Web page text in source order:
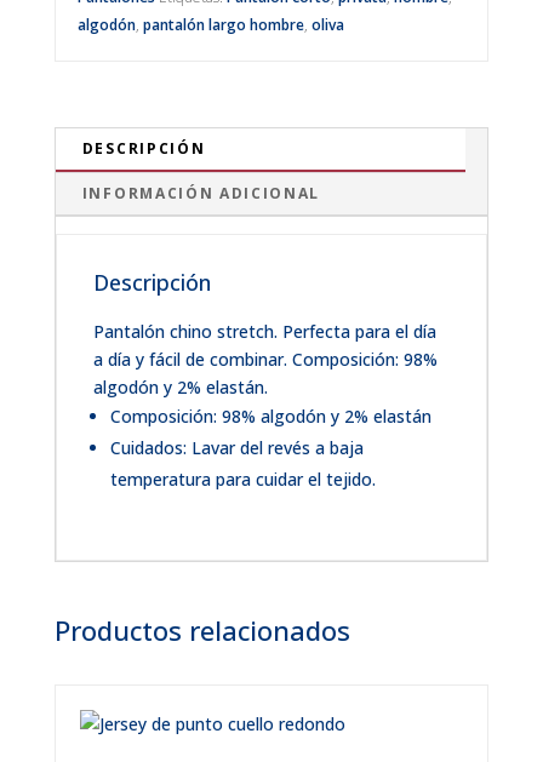
algodón, pantalón largo hombre, oliva
DESCRIPCIÓN
INFORMACIÓN ADICIONAL
Descripción
Pantalón chino stretch. Perfecta para el día
a día y fácil de combinar. Composición: 98%
algodón y 2% elastán.
Composición: 98% algodón y 2% elastán
Cuidados: Lavar del revés a baja
temperatura para cuidar el tejido.
Productos relacionados